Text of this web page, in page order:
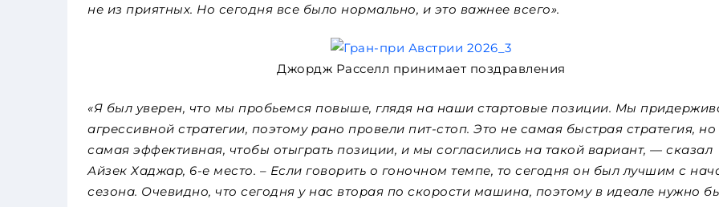
не из приятных. Но сегодня все было нормально, и это важнее всего».
Джордж Расселл принимает поздравления
«Я был уверен, что мы пробьемся повыше, глядя на наши стартовые позиции. Мы
агрессивной стратегии, поэтому рано провели пит-стоп. Это не самая быстрая стратегия, но
самая эффективная, чтобы отыграть позиции, и мы согласились на такой вариант, — сказал
Айзек Хаджар, 6-е место. – Если говорить о гоночном темпе, то сегодня он был лучшим с
сезона. Очевидно, что сегодня у нас вторая по скорости машина, поэтому в идеале нужно